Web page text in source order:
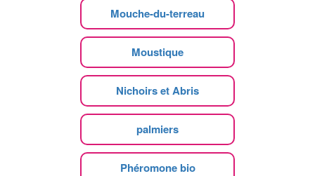
Mouche-du-terreau
Moustique
Nichoirs et Abris
palmiers
Phéromone bio